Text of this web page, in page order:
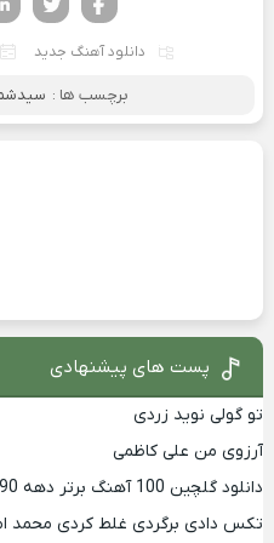
دانلود آهنگ جدید
برچسب ها :
پست های پیشنهادی
تو گولی نوید زردی
آرزوی من علی کاظمی
دانلود گلچین 100 آهنگ برتر دهه 90
تکس دادی برگردی غلط کردی محمد